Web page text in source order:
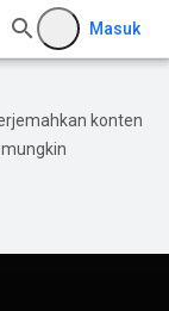
Masuk
konten